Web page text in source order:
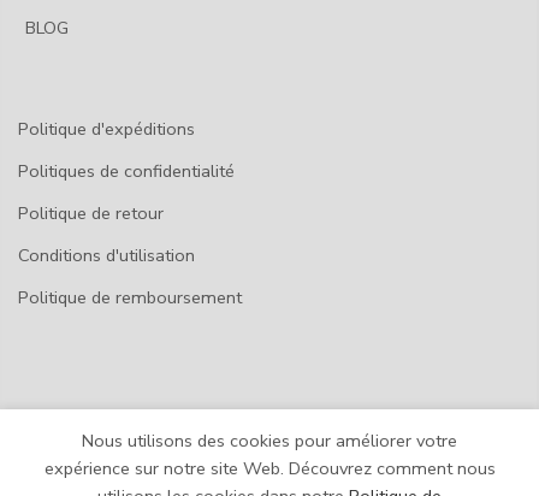
BLOG
Politique d'expéditions
Politiques de confidentialité
Politique de retour
Conditions d'utilisation
Politique de remboursement
© 2026 SP-COLLECTIONS
Nous utilisons des cookies pour améliorer votre
expérience sur notre site Web. Découvrez comment nous